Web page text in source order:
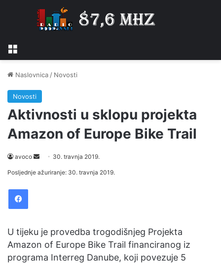
Izbornik
Naslovnica / Novosti
Novosti
Aktivnosti u sklopu projekta
Amazon of Europe Bike Trail
avoco
Send
an
30. travnja 2019.
Posljednje ažuriranje: 30. travnja 2019.
Facebook
U tijeku je provedba trogodišnjeg Projekta
Amazon of Europe Bike Trail financiranog iz
programa Interreg Danube, koji povezuje 5